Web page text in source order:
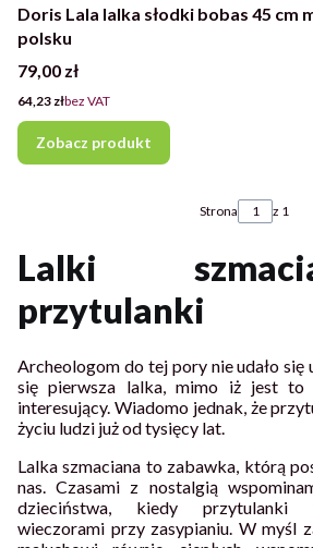
Doris Lala lalka słodki bobas 45 cm
polsku
Cena
79,00 zł
Cena
64,23 złbez VAT
Zobacz produkt
Strona z 1
Lalki
przytulanki
Archeologom do tej pory nie udało się
się pierwsza lalka, mimo iż jest to
interesujący. Wiadomo jednak, że
życiu ludzi już od tysięcy lat.
Lalka szmaciana to zabawka, którą
nas. Czasami z nostalgią
dzieciństwa, kiedy przytulanki
wieczorami przy zasypianiu. W myśl